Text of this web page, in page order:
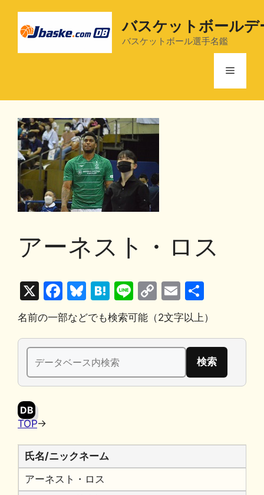
バスケットボールデ
バスケットボール選手名鑑
メ
アーネスト・ロス
X
F
a
c
e
b
o
Bl
u
e
s
k
y
H
at
e
n
a
Li
n
e
C
o
p
y
n
E
m
ai
l
有
名前の一部などでも検索可能（2文字以上）
検
索:
DB
TOP→
氏名/ニックネーム
アーネスト・ロス